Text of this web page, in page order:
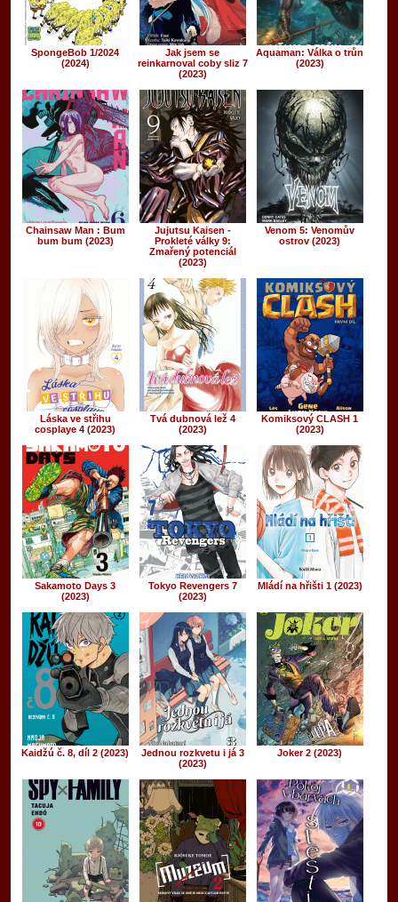
SpongeBob 1/2024
(2024)
Jak jsem se
reinkarnoval coby sliz 7
(2023)
Aquaman: Válka o trůn
(2023)
Chainsaw Man : Bum
bum bum (2023)
Jujutsu Kaisen -
Prokleté války 9:
Zmařený potenciál
(2023)
Venom 5: Venomův
ostrov (2023)
Láska ve střihu
cosplaye 4 (2023)
Tvá dubnová lež 4
(2023)
Komiksový CLASH 1
(2023)
Sakamoto Days 3
(2023)
Tokyo Revengers 7
(2023)
Mládí na hřišti 1 (2023)
Kaidžú č. 8, díl 2 (2023)
Jednou rozkvetu i já 3
(2023)
Joker 2 (2023)